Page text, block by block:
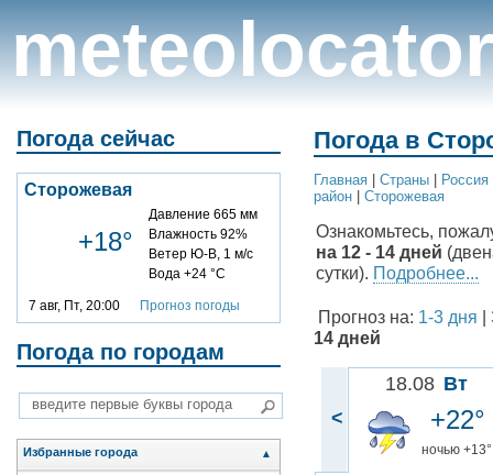
meteolocator
Погода сейчас
Сторожевая
+18°
Давление 665 мм
Влажность 92%
Ветер Ю-В, 1 м/с
Вода +24 °C
7 авг, Пт, 20:00 Прогноз погоды
Погода по городам
Избранные города ▲
Погода в
Главная Cтраны Россия
район
Сторожевая
Ознакомьтесь,
на 12 - 14 дней
сутки). Подробнее...
Прогноз на: 1-3 дня
14 дней
<
18.08 Вт
+22°
ночью +13°